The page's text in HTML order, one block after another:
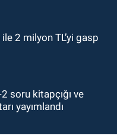
2 milyon TL’yi gasp
soru kitapçığı ve
yayımlandı